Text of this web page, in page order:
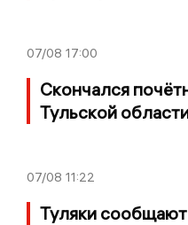
07/08 17:00
Скончался
Тульской
07/08 11:22
Туляки